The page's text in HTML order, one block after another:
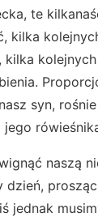
te
kilka
kilka
syn,
naszą
dzień,
jednak